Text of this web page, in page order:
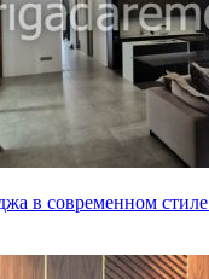
в современном